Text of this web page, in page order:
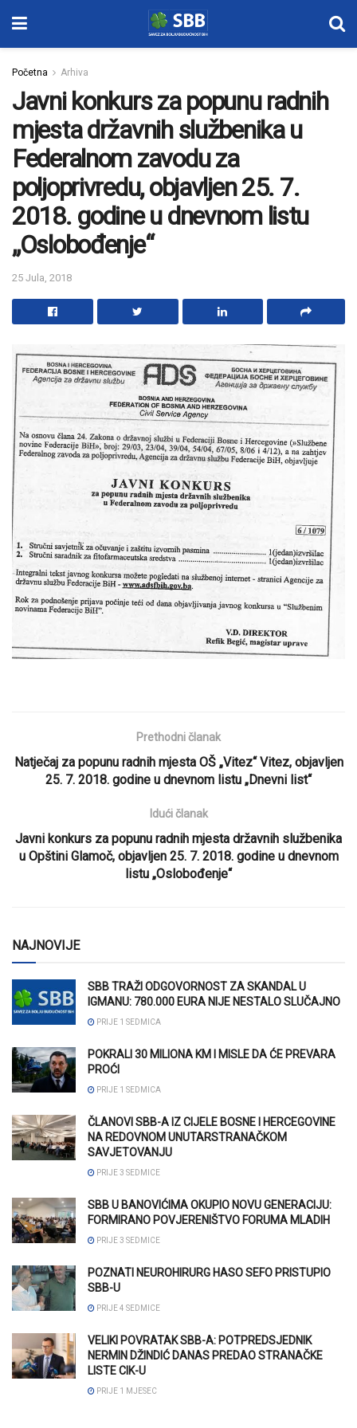
Početna Arhiva
Javni konkurs za popunu radnih
mjesta državnih službenika u
Federalnom zavodu za
poljoprivredu, objavljen 25. 7.
2018. godine u dnevnom listu
„Oslobođenje“
25 Jula, 2018
Prethodni članak
Natječaj za popunu radnih mjesta OŠ „Vitez“ Vitez, objavljen
25. 7. 2018. godine u dnevnom listu „Dnevni list“
Idući članak
Javni konkurs za popunu radnih mjesta državnih službenika
u Opštini Glamoč, objavljen 25. 7. 2018. godine u dnevnom
listu „Oslobođenje“
NAJNOVIJE
SBB TRAŽI ODGOVORNOST ZA SKANDAL U
IGMANU: 780.000 EURA NIJE NESTALO SLUČAJNO
PRIJE 1 SEDMICA
POKRALI 30 MILIONA KM I MISLE DA ĆE PREVARA
PROĆI
PRIJE 1 SEDMICA
ČLANOVI SBB-A IZ CIJELE BOSNE I HERCEGOVINE
NA REDOVNOM UNUTARSTRANAČKOM
SAVJETOVANJU
PRIJE 3 SEDMICE
SBB U BANOVIĆIMA OKUPIO NOVU GENERACIJU:
FORMIRANO POVJERENIŠTVO FORUMA MLADIH
PRIJE 3 SEDMICE
POZNATI NEUROHIRURG HASO SEFO PRISTUPIO
SBB-U
PRIJE 4 SEDMICE
VELIKI POVRATAK SBB-A: POTPREDSJEDNIK
NERMIN DŽINDIĆ DANAS PREDAO STRANAČKE
LISTE CIK-U
PRIJE 1 MJESEC